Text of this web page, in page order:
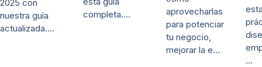
2025 con
nuestra guía
actualizada.…
completa.…
aprovecharlas
para potenciar
tu negocio,
mejorar la e…
…